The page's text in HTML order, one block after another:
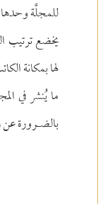
للمجلَّة
يخضع ترتيب
لها بمكانة
ما يُنشر في
بالضـرورة